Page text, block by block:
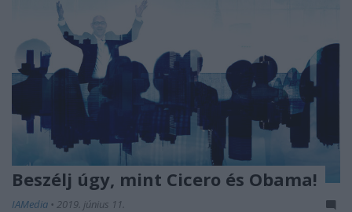
Beszélj úgy, mint Cicero és Obama!
IAMedia • 2019. június 11.